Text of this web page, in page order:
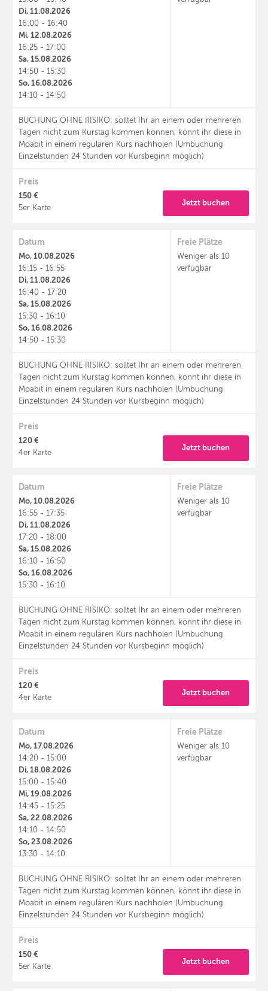
Di, 11.08.2026
16:00 - 16:40
Mi, 12.08.2026
16:25 - 17:00
Sa, 15.08.2026
14:50 - 15:30
So, 16.08.2026
14:10 - 14:50
BUCHUNG OHNE RISIKO: solltet Ihr an einem oder mehreren
Tagen nicht zum Kurstag kommen können, könnt ihr diese in
Moabit in einem regulären Kurs nachholen (Umbuchung
Einzelstunden 24 Stunden vor Kursbeginn möglich)
Preis
150 €
5er Karte
Jetzt buchen
Datum
Mo, 10.08.2026
16:15 - 16:55
Di, 11.08.2026
16:40 - 17:20
Sa, 15.08.2026
15:30 - 16:10
So, 16.08.2026
14:50 - 15:30
BUCHUNG OHNE RISIKO: solltet Ihr an einem oder mehreren
Tagen nicht zum Kurstag kommen können, könnt ihr diese in
Moabit in einem regulären Kurs nachholen (Umbuchung
Einzelstunden 24 Stunden vor Kursbeginn möglich)
Freie Plätze
Weniger als 10
verfügbar
Preis
120 €
4er Karte
Jetzt buchen
Datum
Mo, 10.08.2026
16:55 - 17:35
Di, 11.08.2026
17:20 - 18:00
Sa, 15.08.2026
16:10 - 16:50
So, 16.08.2026
15:30 - 16:10
BUCHUNG OHNE RISIKO: solltet Ihr an einem oder mehreren
Tagen nicht zum Kurstag kommen können, könnt ihr diese in
Moabit in einem regulären Kurs nachholen (Umbuchung
Einzelstunden 24 Stunden vor Kursbeginn möglich)
Freie Plätze
Weniger als 10
verfügbar
Preis
120 €
4er Karte
Jetzt buchen
Datum
Mo, 17.08.2026
14:20 - 15:00
Di, 18.08.2026
15:00 - 15:40
Mi, 19.08.2026
14:45 - 15:25
Sa, 22.08.2026
14:10 - 14:50
So, 23.08.2026
13:30 - 14:10
BUCHUNG OHNE RISIKO: solltet Ihr an einem oder mehreren
Tagen nicht zum Kurstag kommen können, könnt ihr diese in
Moabit in einem regulären Kurs nachholen (Umbuchung
Einzelstunden 24 Stunden vor Kursbeginn möglich)
Freie Plätze
Weniger als 10
verfügbar
Preis
150 €
5er Karte
Jetzt buchen